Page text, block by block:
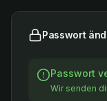
Passwort
Passwort
Wir senden